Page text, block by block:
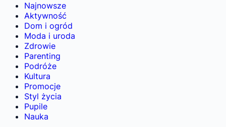
Najnowsze
Aktywność
Dom i ogród
Moda i uroda
Zdrowie
Parenting
Podróże
Kultura
Promocje
Styl życia
Pupile
Nauka